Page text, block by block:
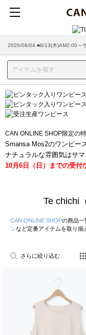
2026/07/29 ■【お知らせ】ヤマ
CAN ONLINE SHOP限定の
Smansa Mos2のワンピー
ナチュラルな雰囲気はサ
10月6日（日）までの受付
Te chichi
CAN ONLINE SHOPの商品一
ンなど定番アイテムを取り揃
さらに絞り込む